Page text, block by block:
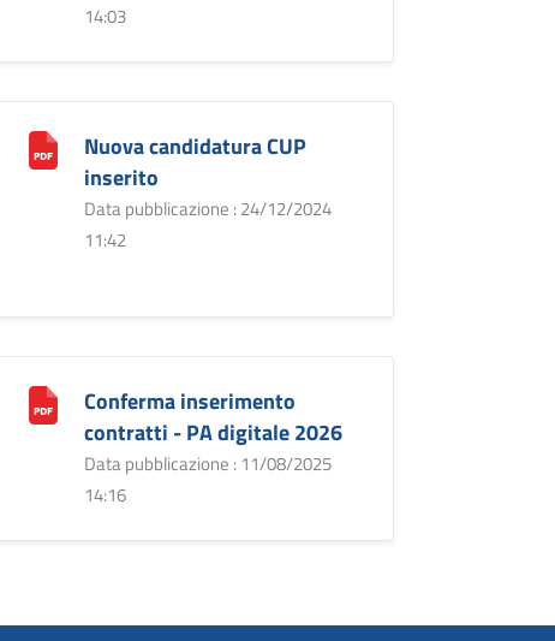
14:03
Nuova candidatura CUP
inserito
Data pubblicazione : 24/12/2024
11:42
Conferma inserimento
contratti - PA digitale 2026
Data pubblicazione : 11/08/2025
14:16